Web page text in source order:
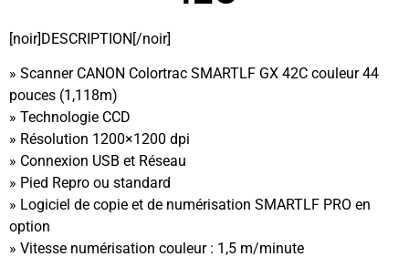
[noir]DESCRIPTION[/noir]
» Scanner CANON Colortrac SMARTLF GX 42C couleur 44
pouces (1,118m)
» Technologie CCD
» Résolution 1200×1200 dpi
» Connexion USB et Réseau
» Pied Repro ou standard
» Logiciel de copie et de numérisation SMARTLF PRO en
option
» Vitesse numérisation couleur : 1,5 m/minute